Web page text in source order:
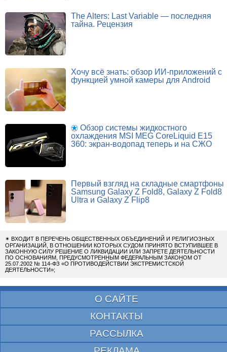
The Alters: Last Variable — последняя
тайна. Рецензия
Хочу всё знать: обзор ИИ-приложений с
функцией умной камеры для Android
Обзор системы жидкостного
охлаждения MSI MEG CoreLiquid E15
360: экран-водопад теперь и на СЖО
Первый взгляд на складные смартфоны
Samsung Galaxy Z Fold8, Galaxy Z Fold8
Ultra и Galaxy Z Flip8
✴ ВХОДИТ В ПЕРЕЧЕНЬ ОБЩЕСТВЕННЫХ ОБЪЕДИНЕНИЙ И РЕЛИГИОЗНЫХ
ОРГАНИЗАЦИЙ, В ОТНОШЕНИИ КОТОРЫХ СУДОМ ПРИНЯТО ВСТУПИВШЕЕ В
ЗАКОННУЮ СИЛУ РЕШЕНИЕ О ЛИКВИДАЦИИ ИЛИ ЗАПРЕТЕ ДЕЯТЕЛЬНОСТИ
ПО ОСНОВАНИЯМ, ПРЕДУСМОТРЕННЫМ ФЕДЕРАЛЬНЫМ ЗАКОНОМ ОТ
25.07.2002 № 114-ФЗ «О ПРОТИВОДЕЙСТВИИ ЭКСТРЕМИСТСКОЙ
ДЕЯТЕЛЬНОСТИ»;
О САЙТЕ
КОНТАКТЫ
РАССЫЛКА